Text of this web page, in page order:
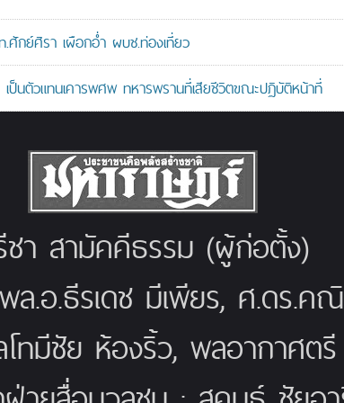
ศักย์ศิรา เผือกอ่ำ ผบช.ท่องเที่ยว
นตัวแทนเคารพศพ ทหารพรานที่เสียชีวิตขณะปฏิบัติหน้าที่
ชา สามัคคีธรรม (ผู้ก่อตั้ง)
.อ.ธีรเดช มีเพียร, ศ.ดร.
ทมีชัย ห้องริ้ว, พลอากาศ